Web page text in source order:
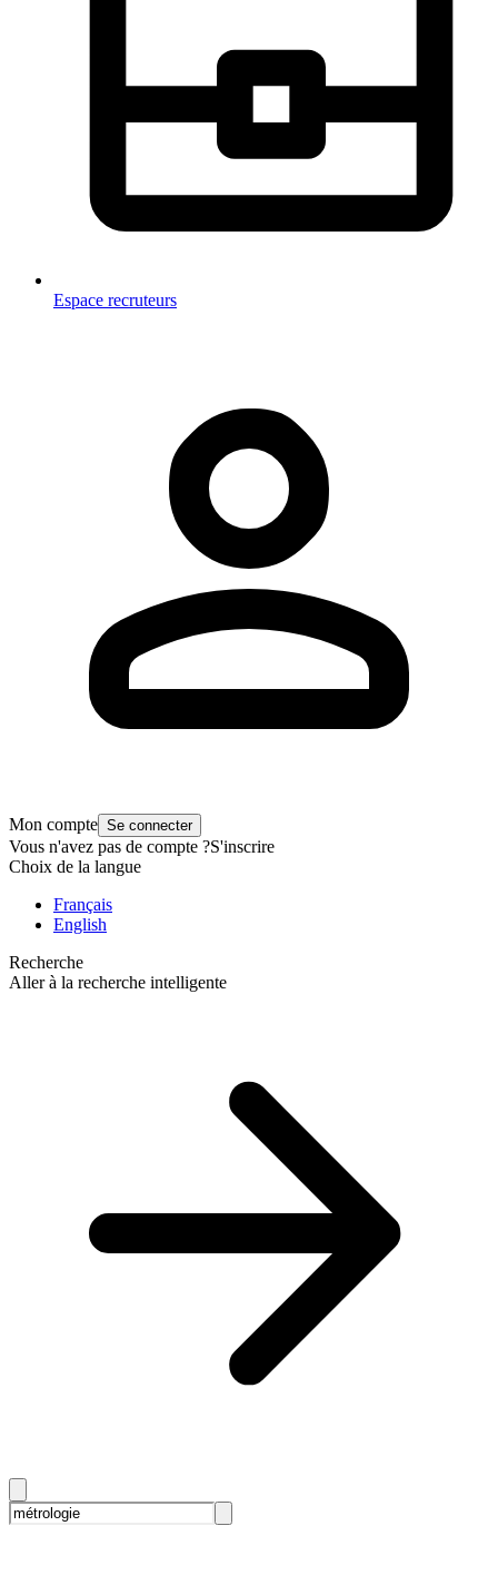
Espace recruteurs
Mon compte Se connecter
Vous n'avez pas de compte ?S'inscrire
Choix de la langue
Français
English
Recherche
Aller à la recherche intelligente